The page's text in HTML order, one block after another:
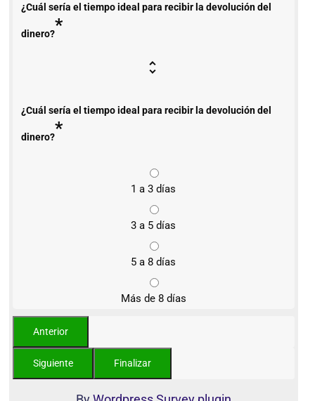
¿Cuál sería el tiempo ideal para recibir la devolución del
dinero?*
¿Cuál sería el tiempo ideal para recibir la devolución del
dinero?*
1 a 3 días
3 a 5 días
5 a 8 días
Más de 8 días